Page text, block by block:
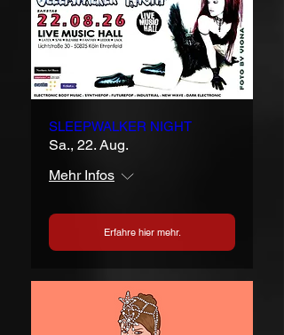
SLEEPWALKER NIGHT
Sa., 22. Aug.
Mehr Infos
Erfahre hier mehr.